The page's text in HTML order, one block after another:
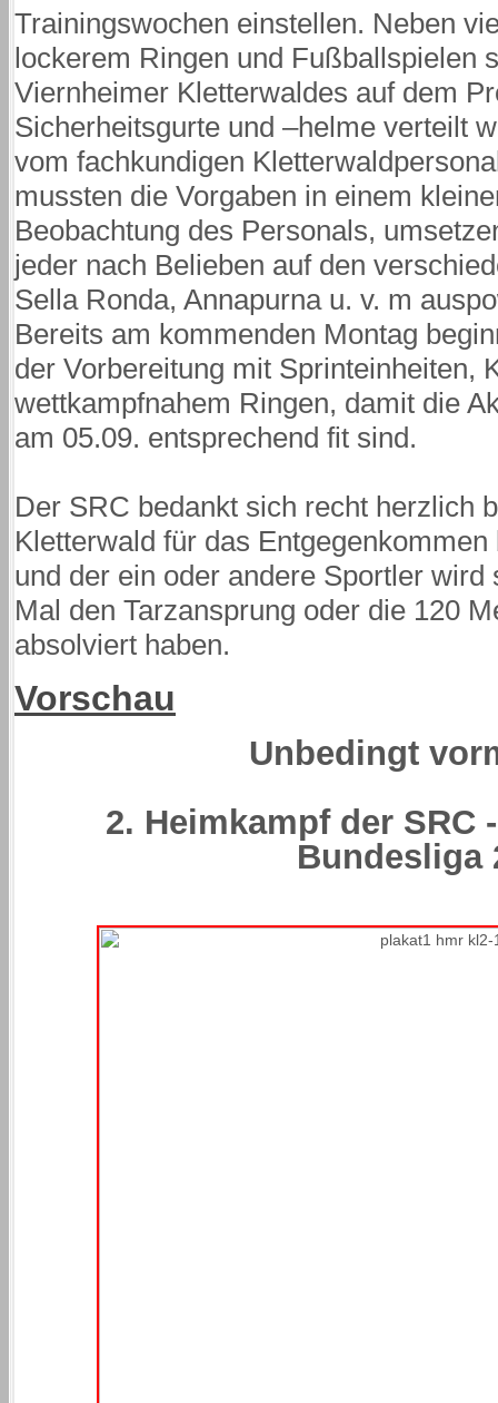
Trainingswochen einstellen. Neben
lockerem Ringen und Fußballspielen
Viernheimer Kletterwaldes auf dem
Sicherheitsgurte und –helme verteilt
vom fachkundigen
mussten die Vorgaben in einem
Beobachtung des Personals,
jeder nach Belieben auf den
Sella Ronda, Annapurna u. v. m
Bereits am kommenden Montag
der Vorbereitung mit Sprinteinheiten,
wettkampfnahem Ringen, damit die
am 05.09. entsprechend fit sind.
Der SRC bedankt sich recht herzlich
Kletterwald für das
und der ein oder andere Sportler
Mal den Tarzansprung oder die 120
absolviert haben.
Vorschau
Unbedingt
2. Heimkampf der SRC
Bundesliga